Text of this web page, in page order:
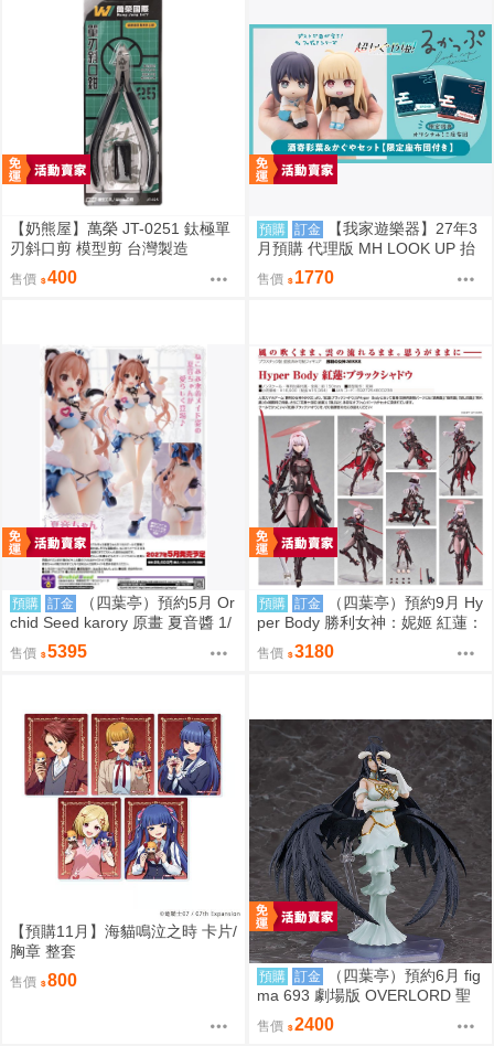
【奶熊屋】萬榮 JT-0251 鈦極單
刃斜口剪 模型剪 台灣製造
售價 400
預購 訂金
【我家遊樂器】27年3
月預購 代理版 MH LOOK UP 抬
頭系列 超時空輝夜姬！酒寄彩葉
&輝耀 特典版
售價 1770
預購 訂金
（四葉亭）預約5月 Or
chid Seed karory 原畫 夏音醬 1/
6 PVC 0917
售價 5395
預購 訂金
（四葉亭）預約9月 Hy
per Body 勝利女神：妮姬 紅蓮：
暗影 0917
售價 3180
【預購11月】海貓鳴泣之時 卡片/
胸章 整套
售價 800 預購 訂金
（四葉亭）預約6月 fig
ma 693 劇場版 OVERLORD 聖
王國篇 雅兒貝德 0917
售價 2400